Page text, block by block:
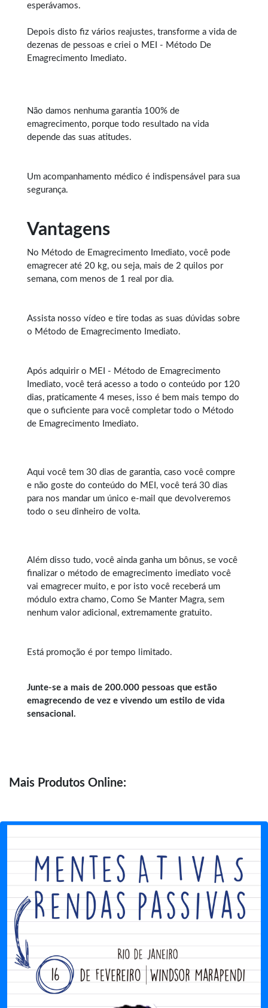
esperávamos.
Depois disto fiz vários reajustes, transforme a vida de
dezenas de pessoas e criei o MEI - Método De
Emagrecimento Imediato.
Não damos nenhuma garantia 100% de
emagrecimento, porque todo resultado na vida
depende das suas atitudes.
Um acompanhamento médico é indispensável para sua
segurança.
Vantagens
No Método de Emagrecimento Imediato, você pode
emagrecer até 20 kg, ou seja, mais de 2 quilos por
semana, com menos de 1 real por dia.
Assista nosso vídeo e tire todas as suas dúvidas sobre
o Método de Emagrecimento Imediato.
Após adquirir o MEI - Método de Emagrecimento
Imediato, você terá acesso a todo o conteúdo por 120
dias, praticamente 4 meses, isso é bem mais tempo do
que o suficiente para você completar todo o Método
de Emagrecimento Imediato.
Aqui você tem 30 dias de garantia, caso você compre
e não goste do conteúdo do MEI, você terá 30 dias
para nos mandar um único e-mail que devolveremos
todo o seu dinheiro de volta.
Além disso tudo, você ainda ganha um bônus, se você
finalizar o método de emagrecimento imediato você
vai emagrecer muito, e por isto você receberá um
módulo extra chamo, Como Se Manter Magra, sem
nenhum valor adicional, extremamente gratuito.
Está promoção é por tempo limitado.
Junte-se a mais de 200.000 pessoas que estão
emagrecendo de vez e vivendo um estilo de vida
sensacional.
Mais Produtos Online: